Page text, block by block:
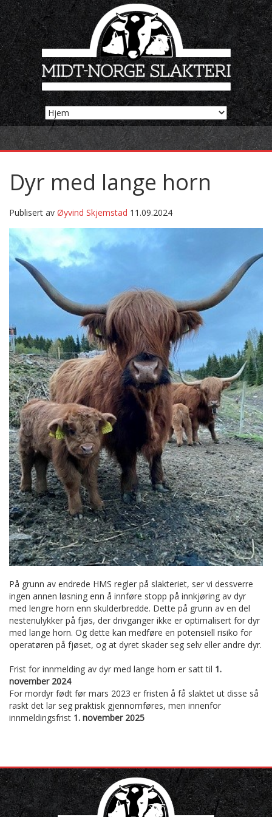
Dyr med lange horn
Publisert av Øyvind Skjemstad 11.09.2024
På grunn av endrede HMS regler på slakteriet, ser vi dessverre
ingen annen løsning enn å innføre stopp på innkjøring av dyr
med lengre horn enn skulderbredde. Dette på grunn av en del
nestenulykker på fjøs, der drivganger ikke er optimalisert for dyr
med lange horn. Og dette kan medføre en potensiell risiko for
operatøren på fjøset, og at dyret skader seg selv eller andre dyr.
Frist for innmelding av dyr med lange horn er satt til 1.
november 2024
For mordyr født før mars 2023 er fristen å få slaktet ut disse så
raskt det lar seg praktisk gjennomføres, men innenfor
innmeldingsfrist 1. november 2025